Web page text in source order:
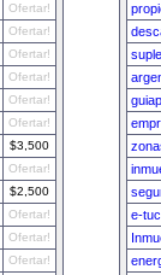
Ofertar!
Ofertar!
Ofertar!
Ofertar!
Ofertar!
Ofertar!
$3,500
Ofertar!
$2,500
Ofertar!
Ofertar!
Ofertar!
e-